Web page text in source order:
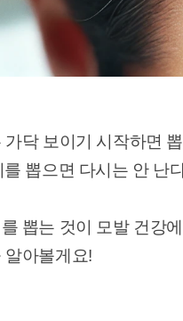
가닥 보이기 시작하면
를 뽑으면 다시는 안 난
뽑는 것이 모발 건강
알아볼게요!